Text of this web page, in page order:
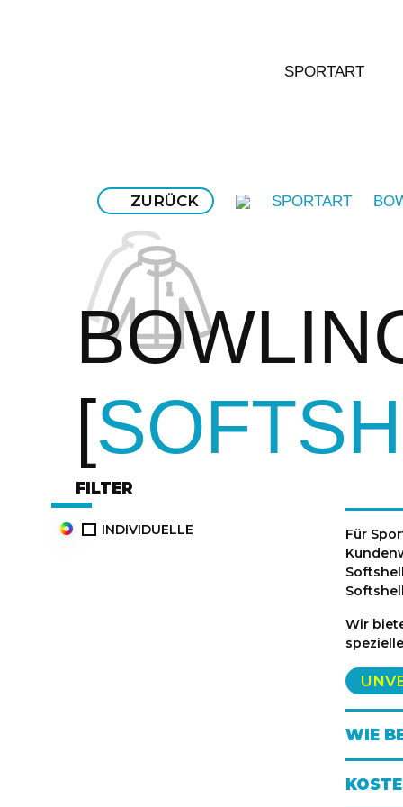
SPORTART
ZURÜCK SPORTART
FILTER
INDIVIDUELLE
Für
Wir
WIE